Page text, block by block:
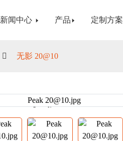
新闻中心 产品 定制方案
无影 20@10
Loading...
Loading...